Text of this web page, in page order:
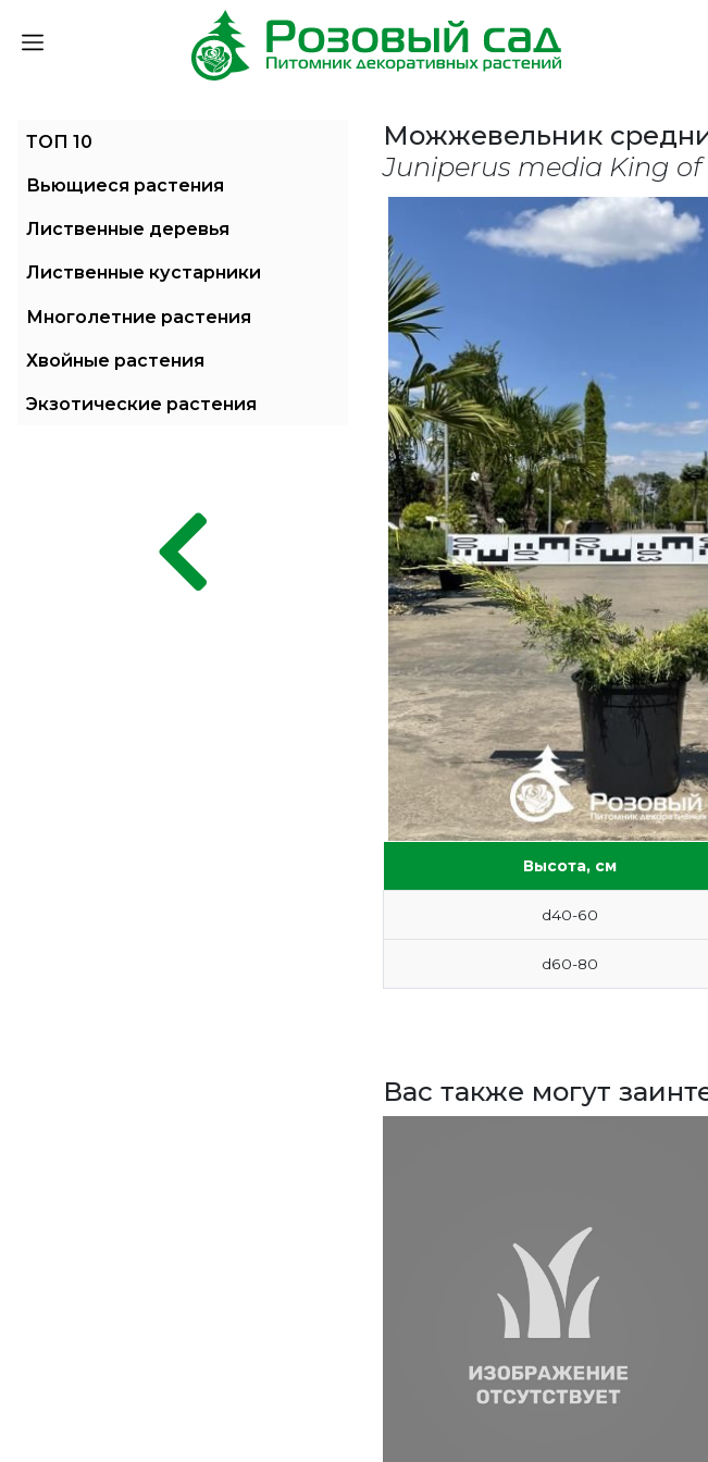
ТОП 10
Вьющиеся растения
Лиственные деревья
Лиственные кустарники
Многолетние растения
Хвойные растения
Экзотические растения
Можжевельник
Juniperus media King of
Высота, см
d40-60
d60-80
Вас также могут